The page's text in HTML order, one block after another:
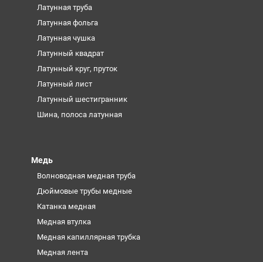
Латунная труба
Латунная фольга
Латунная чушка
Латунный квадрат
Латунный круг, пруток
Латунный лист
Латунный шестигранник
Шина, полоса латунная
Медь
Волноводная медная труба
Дюймовые трубы медные
Катанка медная
Медная втулка
Медная капиллярная трубка
Медная лента